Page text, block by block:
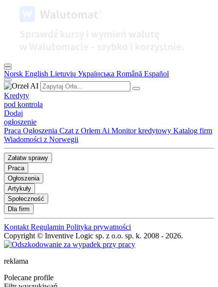
Norsk English Lietuvių Українська Română Español
Kredyty
pod kontrolą
Dodaj
ogłoszenie
Praca Ogłoszenia Czat z Orłem Ai Monitor kredytowy Katalog firm
Wiadomości z Norwegii
Załatw sprawy
Praca
Ogłoszenia
Artykuły
Społeczność
Dla firm
Kontakt Regulamin Polityka prywatności
Copyright © Inventive Logic sp. z o.o. sp. k. 2008 - 2026.
reklama
Polecane profile